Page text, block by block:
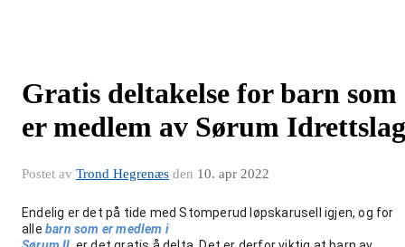
Gratis deltakelse for barn som
er medlem av Sørum Idrettslag
Postet av Trond Hegrenæs den 10. apr 2022
Endelig er det på tide med Stomperud løpskarusell igjen, og for
alle barn som er medlem i